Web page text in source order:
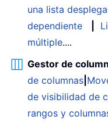
una lista
dependiente
múltiple....
Gestor de
de columnas
de visibilidad de
rangos y